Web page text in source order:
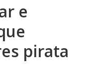
e
pirata